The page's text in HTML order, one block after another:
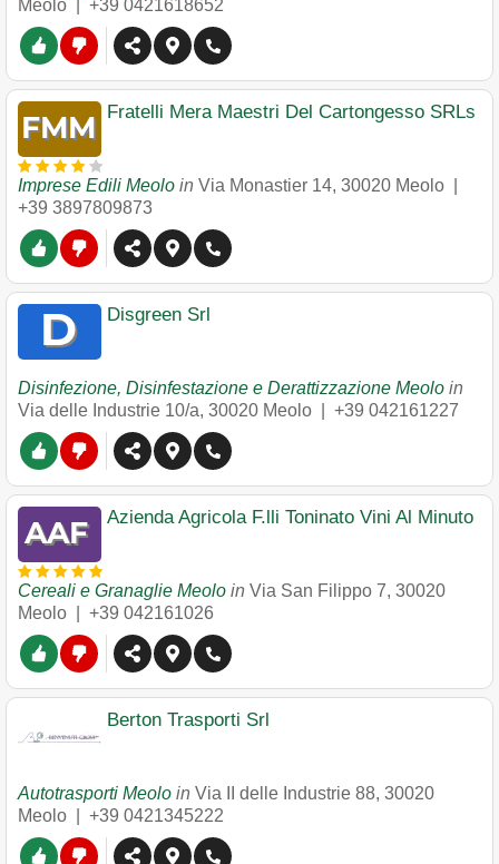
Meolo
+39 0421618652
Fratelli Mera Maestri Del Cartongesso SRLs
Imprese Edili Meolo in Via Monastier 14, 30020 Meolo
+39 3897809873
Disgreen Srl
Disinfezione, Disinfestazione e Derattizzazione Meolo in
Via delle Industrie 10/a, 30020 Meolo +39 042161227
Azienda Agricola F.lli Toninato Vini Al Minuto
Cereali e Granaglie Meolo in Via San Filippo 7, 30020
Meolo
+39 042161026
Berton Trasporti Srl
Autotrasporti Meolo in Via II delle Industrie 88, 30020
Meolo
+39 0421345222